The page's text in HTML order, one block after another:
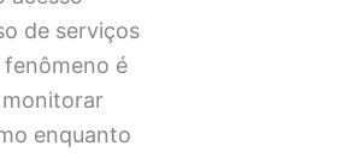
de serviços
fenômeno é
enquanto